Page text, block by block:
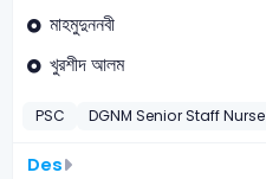
মাহমুদুননবী
খুরশীদ আলম
PSC DGNM Senior Staff Nurse
Des